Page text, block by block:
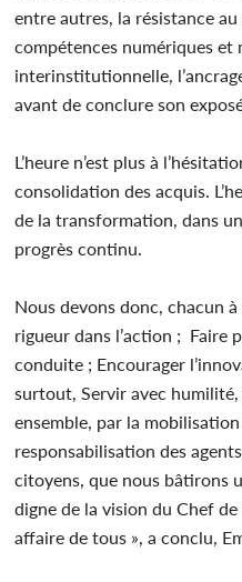
entre autres, la résistance
compétences numériques et
interinstitutionnelle,
avant de conclure son
L’heure n’est plus à
consolidation des acquis.
de la transformation, dans
progrès continu.
Nous devons donc, chacun
rigueur dans l’action ; Faire
conduite ; Encourager
surtout, Servir avec
ensemble, par la
responsabilisation des
citoyens, que nous bâtirons
digne de la vision du Chef
affaire de tous », a conclu,